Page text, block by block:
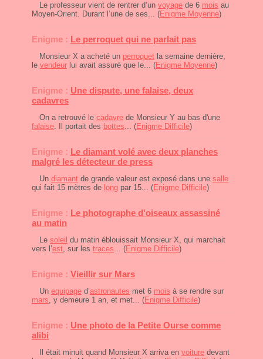
Le professeur vient de rentrer d’un voyage de 6 mois au
Moyen-Orient. Durant l’une de ses... (Enigme Moyenne)
Enigme : Le perroquet qui ne parlait pas
Monsieur X a acheté un perroquet la semaine dernière,
le vendeur lui avait assuré que le... (Enigme Moyenne)
Enigme : Une dispute, une falaise, deux
cadavres
On a retrouvé le cadavre de Monsieur Y au bas d'une
falaise. Il portait des bottes... (Enigme Difficile)
Enigme : Le diamant volé avec deux planches
malgré les détecteur de press
Un diamant de grande valeur est exposé dans une salle
qui fait 15 mètres de long par 15... (Enigme Difficile)
Enigme : Le photographe d'oiseaux assassiné
au matin
Le soleil du matin éblouissait Monsieur X, qui marchait
vers l’est, sur les traces... (Enigme Difficile)
Enigme : Vieillir sur Mars
Un equipage d’astronautes met 6 mois à se rendre sur
mars, y demeure 1 an, et met... (Enigme Difficile)
Enigme : Une photo de la Petite Ourse comme
alibi
Il était minuit quand Monsieur X arriva en voiture devant